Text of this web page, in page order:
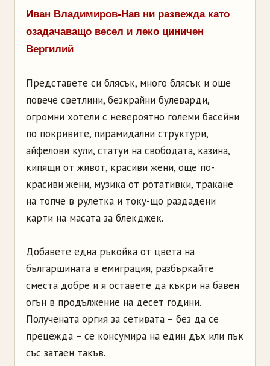
Иван Владимиров-Нав ни развежда като
озадачаващо весел и леко циничен
Вергилий
Представете си блясък, много блясък и още
повече светлини, безкрайни булеварди,
огромни хотели с невероятно големи басейни
по покривите, пирамидални структури,
айфелови кули, статуи на свободата, казина,
кипящи от живот, красиви жени, още по-
красиви жени, музика от ротативки, тракане
на топче в рулетка и току-що раздадени
карти на масата за блекджек.
Добавете една ръкойка от цвета на
българщината в емиграция, разбъркайте
сместа добре и я оставете да къкри на бавен
огън в продължение на десет години.
Получената оргия за сетивата – без да се
прецежда – се консумира на един дъх или пък
със зата­ен такъв.